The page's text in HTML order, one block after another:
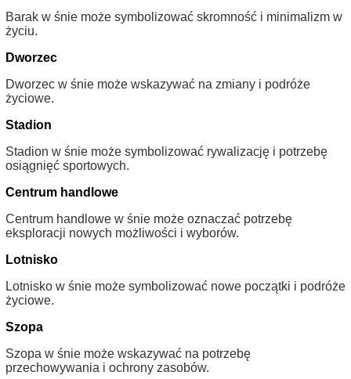
Barak w śnie może symbolizować skromność i minimalizm w
życiu.
Dworzec
Dworzec w śnie może wskazywać na zmiany i podróże
życiowe.
Stadion
Stadion w śnie może symbolizować rywalizację i potrzebę
osiągnięć sportowych.
Centrum handlowe
Centrum handlowe w śnie może oznaczać potrzebę
eksploracji nowych możliwości i wyborów.
Lotnisko
Lotnisko w śnie może symbolizować nowe początki i podróże
życiowe.
Szopa
Szopa w śnie może wskazywać na potrzebę
przechowywania i ochrony zasobów.